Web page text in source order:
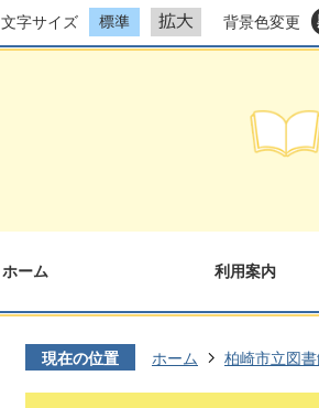
文字サイズ 背景色変更
ホーム 利用案内
現在の位置 ホーム 柏崎市立図